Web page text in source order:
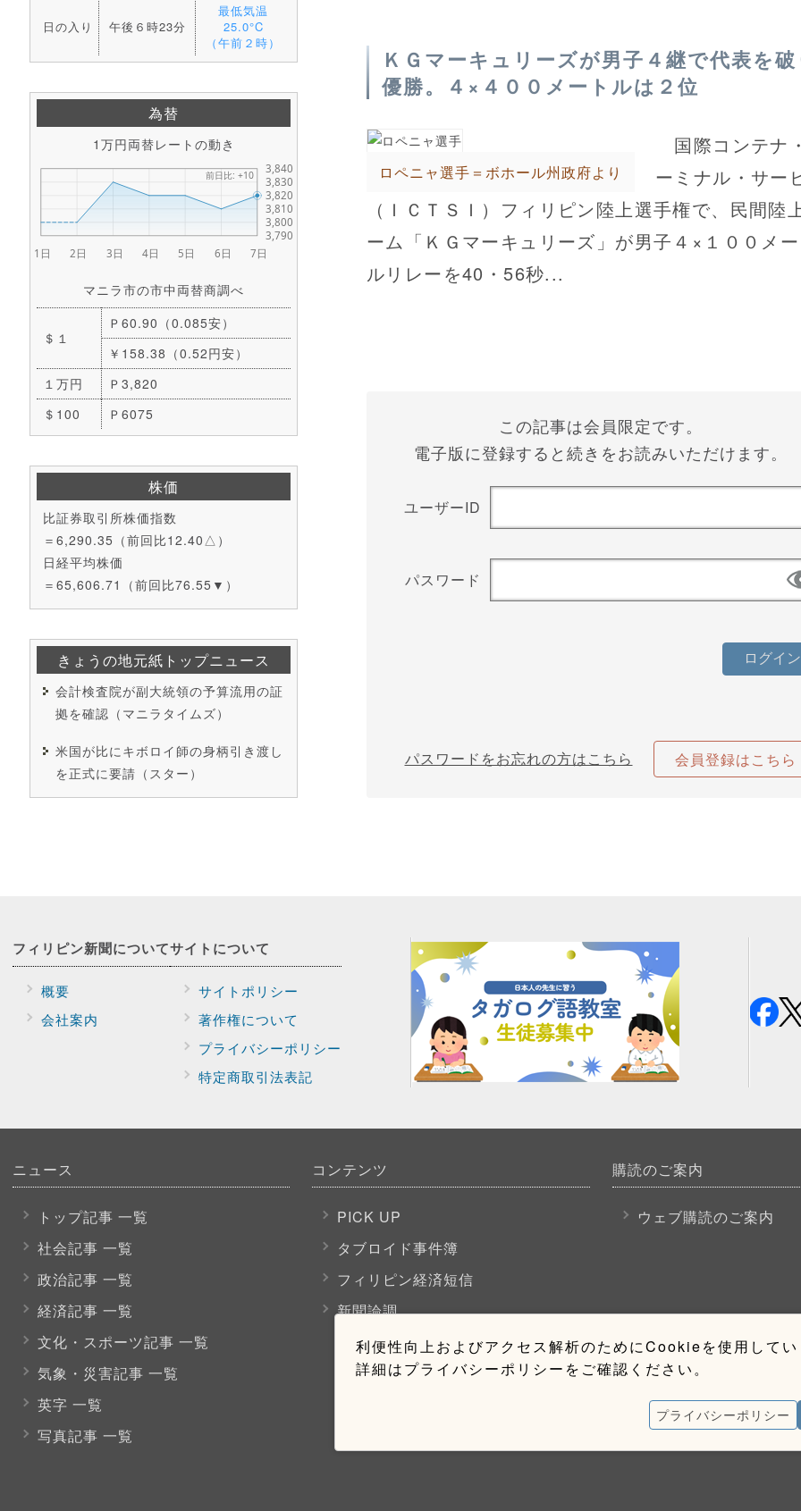
日の入り 午後６時23分
最低気温
25.0°C
（午前２時）
為替
1万円両替レートの動き
マニラ市の市中両替商調べ
＄１
Ｐ60.90（0.085安）
￥158.38（0.52円安）
１万円
Ｐ3,820
＄100
Ｐ6075
株価
比証券取引所株価指数
＝6,290.35（前回比12.40△）
日経平均株価
＝65,606.71（前回比76.55▼）
きょうの地元紙トップニュース
会計検査院が副大統領の予算流用の証
拠を確認（マニラタイムズ）
米国が比にキボロイ師の身柄引き渡し
を正式に要請（スター）
ＫＧマーキュリーズが男子４継で代表を
優勝。４×４００メートルは２位
ロペニャ選手＝ボホール州政府より
国際コンテナ
ーミナル・サー
（ＩＣＴＳＩ）フィリピン陸上選手権で、民間陸
ーム「ＫＧマーキュリーズ」が男子４×１００メ
ルリレーを40・56秒...
この記事は会員限定です。
電子版に登録すると続きをお読みいただけます。
ユーザーID
パスワード
パスワードをお忘れの方はこちら 会員登録はこちら
利便性向上およびアクセス解析のためにCookieを使用して
詳細はプライバシーポリシーをご確認ください。
プライバシーポリシー
フィリピン新聞について
概要
会社案内
サイトについて
サイトポリシー
著作権について
プライバシーポリシー
特定商取引法表記
ニュース
トップ記事 一覧
社会記事 一覧
政治記事 一覧
経済記事 一覧
文化・スポーツ記事 一覧
気象・災害記事 一覧
英字 一覧
写真記事 一覧
コンテンツ
PICK UP
タブロイド事件簿
フィリピン経済短信
新聞論調
購読のご案内
ウェブ購読のご案内